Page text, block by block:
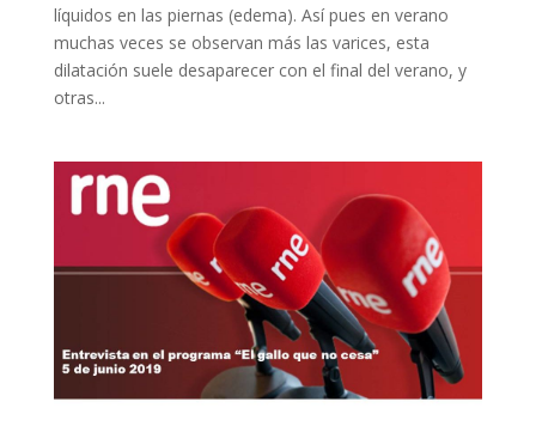
líquidos en las piernas (edema). Así pues en verano
muchas veces se observan más las varices, esta
dilatación suele desaparecer con el final del verano, y
otras...